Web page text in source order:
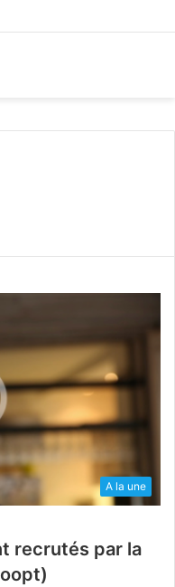
A la une
recrutés par la